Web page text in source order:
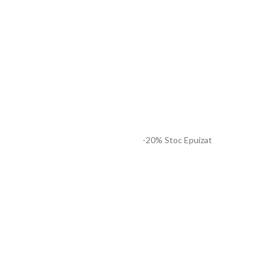
-20% Stoc Epuizat